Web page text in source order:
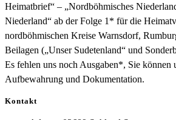
Heimatbrief“ – „Nordböhmisches
Niederland“ ab der Folge 1* für die
nordböhmischen Kreise Warnsdorf,
Beilagen („Unser Sudetenland“ und
Es fehlen uns noch Ausgaben*, Sie können
Aufbewahrung und Dokumentation.
Kontakt